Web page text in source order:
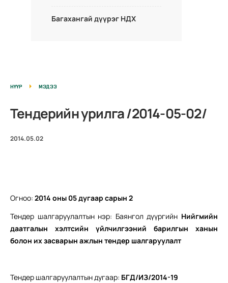
Багахангай дүүрэг НДХ
НҮҮР МЭДЭЭ
Тендерийн урилга /2014-05-02/
2014.05.02
Огноо: 2014 оны 05дугаар сарын 2
Тендер шалгаруулалтын нэр: Баянгол дүүргийн Нийгмийн
даатгалын хэлтсийн үйлчилгээний барилгын ханын
болон их засварын ажлын тендер шалгаруулалт
Тендер шалгаруулалтын дугаар: БГД/ИЗ/2014-19